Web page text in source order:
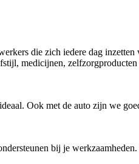
die zich iedere dag
medicijnen,
Ook met de auto zijn we
bij je